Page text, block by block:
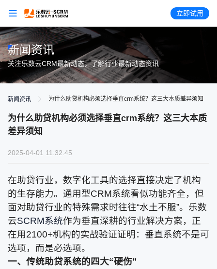
立即试用
新闻资讯
关注乐数云CRM最新动态，了解行业最新动态资讯
新闻资讯 为什么助贷机构必须选择垂直crm系统？这三大本质差异须知
为什么助贷机构必须选择垂直crm系统？这三大本质
差异须知
2025-04-01 11:32:45
在助贷行业，数字化工具的选择直接决定了机构
的生存能力。通用型CRM系统看似功能齐全，但
面对助贷行业的特殊需求时往往“水土不服”。乐数
云SCRM系统作为垂直深耕的行业解决方案，正
在用2100+机构的实战验证证明：垂直系统不是可
选项，而是必选项。
一、传统助贷系统的四大“硬伤”